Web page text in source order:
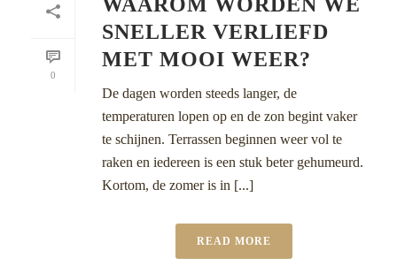
0
SNELLER VERLIEFD
MET MOOI WEER?
De dagen worden steeds langer, de
temperaturen lopen op en de zon begint vaker
te schijnen. Terrassen beginnen weer vol te
raken en iedereen is een stuk beter gehumeurd.
Kortom, de zomer is in [...]
READ MORE